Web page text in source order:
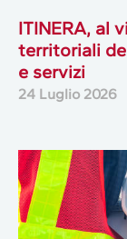
ITINERA, al
territoriali
e servizi
24 Luglio 2026